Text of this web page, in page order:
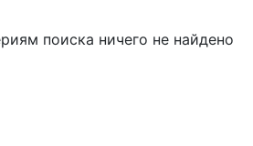
поиска ничего не найдено